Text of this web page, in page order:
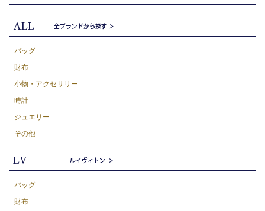
バッグ
財布
小物・アクセサリー
時計
ジュエリー
その他
バッグ
財布